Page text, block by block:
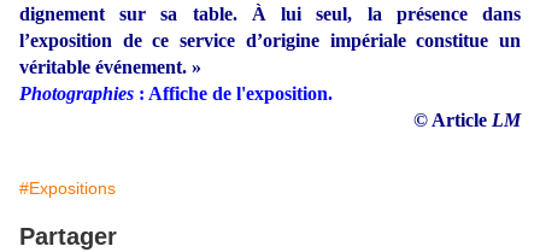
dignement sur sa table. À lui seul, la présence dans
l’exposition de ce service d’origine impériale constitue un
véritable événement. »
Photographies : Affiche de l'exposition.
© Article LM
#Expositions
Partager